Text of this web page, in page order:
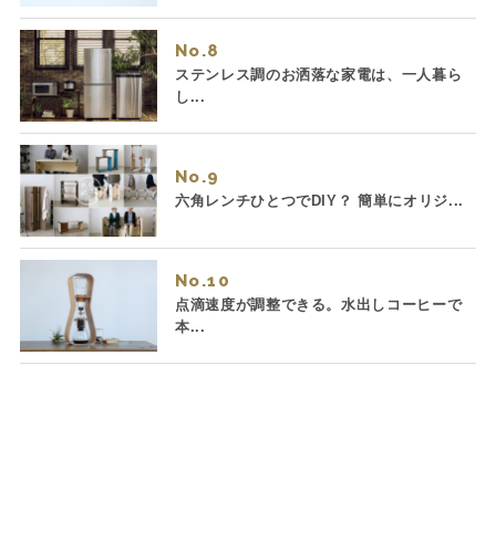
No.
ステンレス調のお洒落な家電は、一人暮ら
し...
No.
六角レンチひとつでDIY？ 簡単にオリジ...
No.
点滴速度が調整できる。水出しコーヒーで
本...